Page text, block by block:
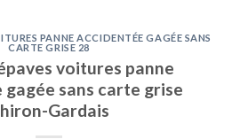
PANNE ACCIDENTÉE GAGÉE SANS
CARTE GRISE 28
voitures panne
sans carte grise
Gardais